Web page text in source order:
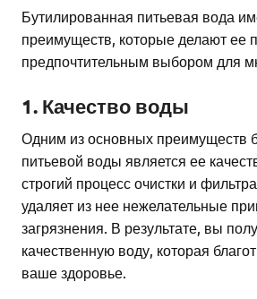
Бутилированная питьевая вода
преимуществ, которые делают ее
предпочтительным выбором для
1. Качество воды
Одним из основных преимуществ
питьевой воды является ее
строгий процесс очистки и
удаляет из нее нежелательные
загрязнения. В результате, вы
качественную воду, которая
ваше здоровье.